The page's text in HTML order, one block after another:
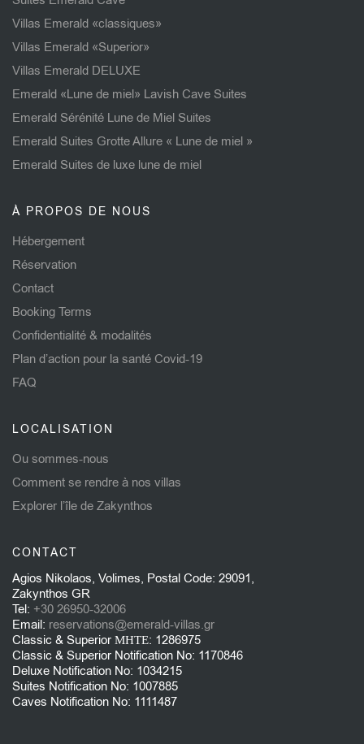
Villas Emerald «classiques»
Villas Emerald «Superior»
Villas Emerald DELUXE
Emerald «Lune de miel» Lavish Cave Suites
Emerald Sérénité Lune de Miel Suites
Emerald Suites Grotte Allure « Lune de miel »
Emerald Suites de luxe lune de miel
À PROPOS DE NOUS
Hébergement
Réservation
Contact
Booking Terms
Confidentialité & modalités
Plan d’action pour la santé Covid-19
FAQ
LOCALISATION
Ou sommes-nous
Comment se rendre à nos villas
Explorer l’île de Zakynthos
CONTACT
Agios Nikolaos, Volimes, Postal Code: 29091,
Zakynthos GR
Tel: +30 26950-32006
Email: reservations@emerald-villas.gr
Classic & Superior ΜΗΤΕ: 1286975
Classic & Superior Notification No: 1170846
Deluxe Notification No: 1034215
Suites Notification No: 1007885
Caves Notification No: 1111487